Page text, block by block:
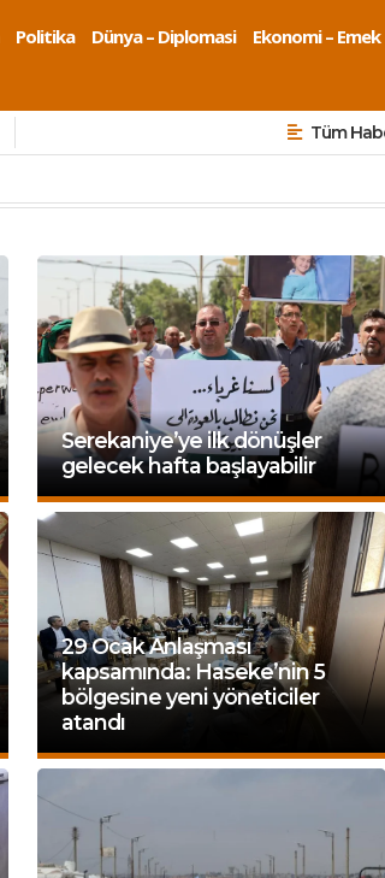
Politika Dünya – Diplomasi Ekonomi – Emek
Tüm
Serekaniye’ye ilk dönüşler
gelecek hafta başlayabilir
29 Ocak Anlaşması
kapsamında: Haseke’nin 5
bölgesine yeni yöneticiler
atandı